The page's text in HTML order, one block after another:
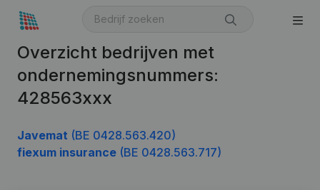
Overzicht bedrijven met
ondernemingsnummers:
428563xxx
Javemat (BE 0428.563.420)
fiexum insurance (BE 0428.563.717)